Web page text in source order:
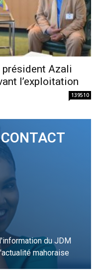
président Azali
l’exploitation
139510
du JDM
mahoraise